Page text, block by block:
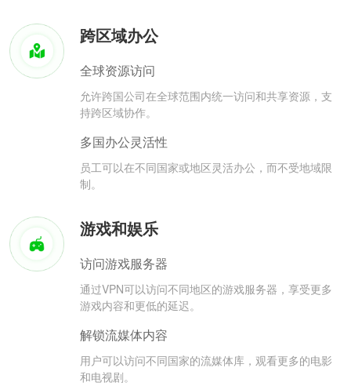
跨区域办公
全球资源访问
允许跨国公司在全球范围内统一访问和共享资源，支
持跨区域协作。
多国办公灵活性
员工可以在不同国家或地区灵活办公，而不受地域限
制。
游戏和娱乐
访问游戏服务器
通过VPN可以访问不同地区的游戏服务器，享受更多
游戏内容和更低的延迟。
解锁流媒体内容
用户可以访问不同国家的流媒体库，观看更多的电影
和电视剧。